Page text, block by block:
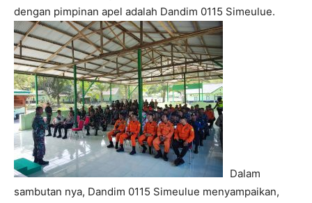
dengan pimpinan apel adalah Dandim 0115 Simeulue.
Dalam
sambutan nya, Dandim 0115 Simeulue menyampaikan,